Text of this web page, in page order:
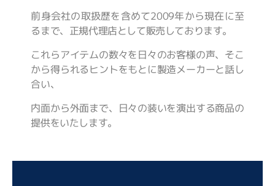
前身会社の取扱歴を含めて2009年から現在に至
るまで、正規代理店として販売しております。
これらアイテムの数々を日々のお客様の声、そこ
から得られるヒントをもとに製造メーカーと話し
合い、
内面から外面まで、日々の装いを演出する商品の
提供をいたします。